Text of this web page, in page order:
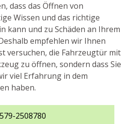
dass das Öffnen von
Wissen und das richtige
kann und zu Schäden an Ihrem
empfehlen wir Ihnen
versuchen, die Fahrzeugtür mit
zu öffnen, sondern dass Sie
viel Erfahrung in dem
haben.
2508780